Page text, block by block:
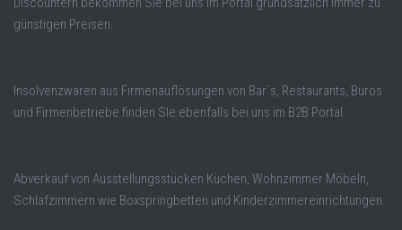
günstigen Preisen.
Insolvenzwaren aus Firmenauflösungen von Bar´s, Restaurants, Büros
und Firmenbetriebe finden SIe ebenfalls bei uns im B2B Portal.
Abverkauf von Ausstellungsstücken Küchen, Wohnzimmer Möbeln,
Schlafzimmern wie Boxspringbetten und Kinderzimmereinrichtungen.